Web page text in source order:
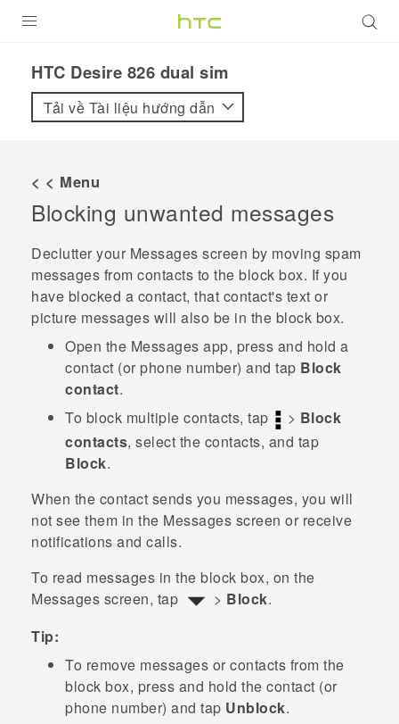
VIVE
VIVERSE
ỨNG DỤNG
HỖ TRỢ
HTC Desire 826 dual sim‎
Tải về Tài liệu hướng dẫn
< < Menu
Blocking unwanted messages
Declutter your Messages screen by moving spam
messages from contacts to the block box. If you
have blocked a contact, that contact's text or
picture messages will also be in the block box.
Open the Messages app, press and hold a
contact (or phone number) and tap Block
contact.
To block multiple contacts, tap
> Block
contacts, select the contacts, and tap
Block.
When the contact sends you messages, you will
not see them in the Messages screen or receive
notifications and calls.
To read messages in the block box, on the
Messages screen, tap > Block.
Tip:
To remove messages or contacts from the
block box, press and hold the contact (or
phone number) and tap Unblock.